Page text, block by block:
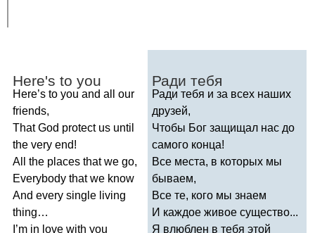
Here's to you
Here’s to you and all
our
friends,
That God protect us until
the very end!
All
the places that we go,
Everybody that we know
And every single living
thing…
’m in love with you
Ради тебя
Ради тебя и за всех наших
друзей,
Чтобы Бог защищал нас до
самого конца!
Все места, в которых мы
бываем,
Все те, кого мы знаем
И каждое живое существо...
Я влюблен в тебя этой